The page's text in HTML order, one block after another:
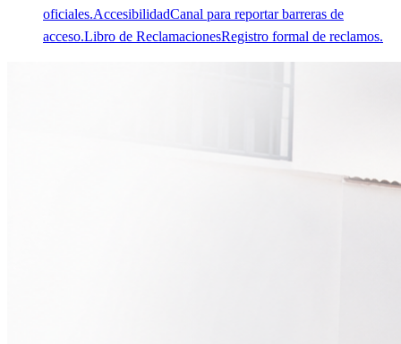
oficiales.AccesibilidadCanal para reportar barreras de
acceso.Libro de ReclamacionesRegistro formal de reclamos.